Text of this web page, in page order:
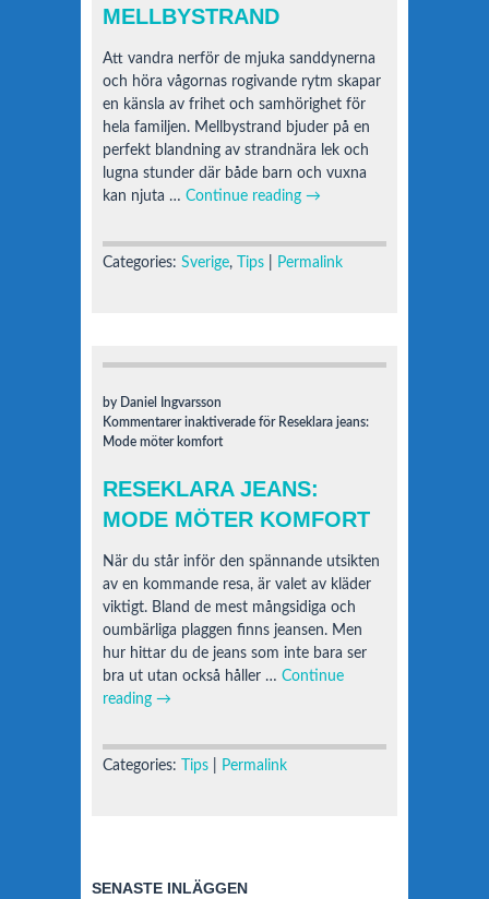
MELLBYSTRAND
Att vandra nerför de mjuka sanddynerna
och höra vågornas rogivande rytm skapar
en känsla av frihet och samhörighet för
hela familjen. Mellbystrand bjuder på en
perfekt blandning av strandnära lek och
lugna stunder där både barn och vuxna
kan njuta … Continue reading →
Categories: Sverige, Tips Permalink
by Daniel Ingvarsson
Kommentarer inaktiverade för Reseklara jeans:
Mode möter komfort
RESEKLARA JEANS:
MODE MÖTER KOMFORT
När du står inför den spännande utsikten
av en kommande resa, är valet av kläder
viktigt. Bland de mest mångsidiga och
oumbärliga plaggen finns jeansen. Men
hur hittar du de jeans som inte bara ser
bra ut utan också håller … Continue
reading →
Categories: Tips Permalink
SENASTE INLÄGGEN